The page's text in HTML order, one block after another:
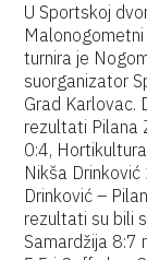
U Sportskoj
turnira je
suorganizator
Grad Karlovac.
rezultati Pilana
0:4,
Nikša
Drinković –
rezultati su bili
Samardžija 8:7